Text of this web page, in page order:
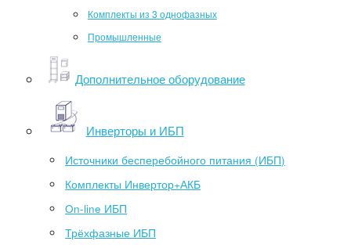
Комплекты из 3 однофазных
Промышленные
Дополнительное оборудование
Инверторы и ИБП
Источники бесперебойного питания (ИБП)
Комплекты Инвертор+АКБ
On-line ИБП
Трёхфазные ИБП